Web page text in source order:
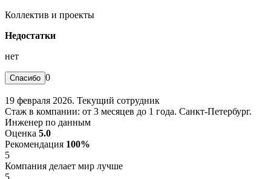
Коллектив и проекты
Недостатки
нет
0
19 февраля 2026. Текущий сотрудник
Стаж в компании: от 3 месяцев до 1 года. Санкт-Петербург.
Инженер по данным
Оценка 5.0
Рекомендация 100%
5
Компания делает мир лучше
5